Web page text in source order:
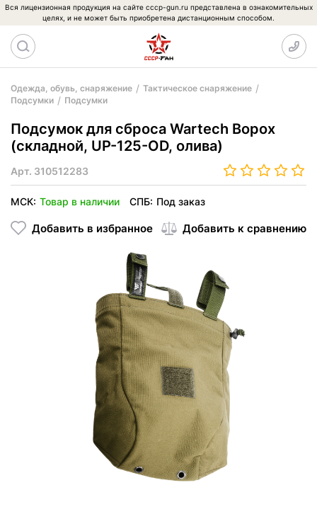
Вся лицензионная продукция на сайте cccp-gun.ru представлена в ознакомительных
целях, и не может быть приобретена дистанционным способом.
Одежда, обувь, снаряжение
Тактическое снаряжение
Подсумки
Подсумки
Подсумок для сброса Wartech Ворох
(складной, UP-125-OD, олива)
Арт. 310512283
МСК: Товар в наличии СПБ: Под заказ
Добавить в избранное Добавить к сравнению